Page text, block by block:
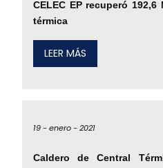
CELEC EP recuperó
térmica
LEER MÁS
19 -enero -2021
Caldero de Central